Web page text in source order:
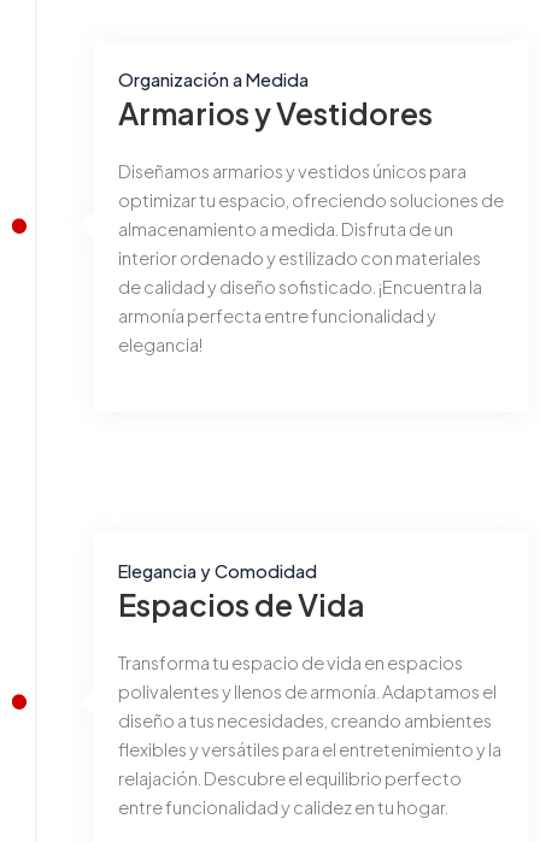
Organización a Medida
Armarios y Vestidores
Diseñamos armarios y vestidos únicos para
optimizar tu espacio, ofreciendo soluciones de
almacenamiento a medida. Disfruta de un
interior ordenado y estilizado con materiales
de calidad y diseño sofisticado. ¡Encuentra la
armonía perfecta entre funcionalidad y
elegancia!
Elegancia y Comodidad
Espacios de Vida
Transforma tu espacio de vida en espacios
polivalentes y llenos de armonía. Adaptamos el
diseño a tus necesidades, creando ambientes
flexibles y versátiles para el entretenimiento y la
relajación. Descubre el equilibrio perfecto
entre funcionalidad y calidez en tu hogar.